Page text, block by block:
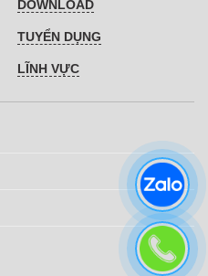
DOWNLOAD
TUYỂN DỤNG
LĨNH VỰC